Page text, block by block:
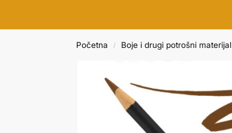
Početna / Boje i drugi potrošni materijal